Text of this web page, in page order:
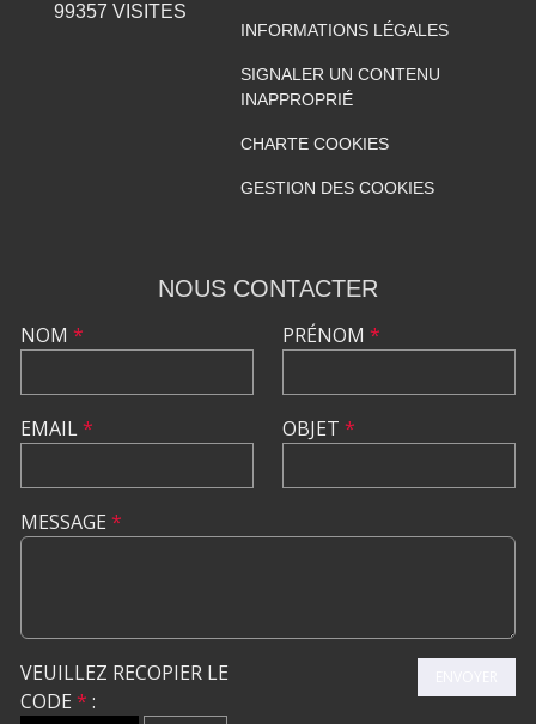
99357 VISITES
INFORMATIONS LÉGALES
SIGNALER UN CONTENU
INAPPROPRIÉ
CHARTE COOKIES
GESTION DES COOKIES
NOUS CONTACTER
NOM *
EMAIL*
PRÉNOM *
OBJET *
MESSAGE *
VEUILLEZ RECOPIER LE
CODE * :